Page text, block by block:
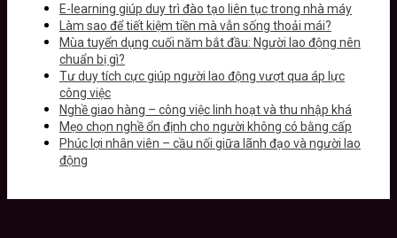
E-learning giúp duy trì đào tạo liên tục trong nhà máy
Làm sao để tiết kiệm tiền mà vẫn sống thoải mái?
Mùa tuyển dụng cuối năm bắt đầu: Người lao động nên
chuẩn bị gì?
Tư duy tích cực giúp người lao động vượt qua áp lực
công việc
Nghề giao hàng – công việc linh hoạt và thu nhập khá
Mẹo chọn nghề ổn định cho người không có bằng cấp
Phúc lợi nhân viên – cầu nối giữa lãnh đạo và người lao
động